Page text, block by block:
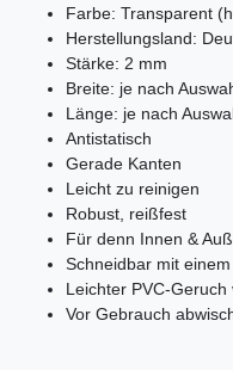
Farbe: Transparent
Herstellungsland:
Stärke: 2 mm
Breite: je nach
Länge: je nach
Antistatisch
Gerade Kanten
Leicht zu reinigen
Robust, reißfest
Für denn Innen &
Schneidbar mit
Leichter PVC-
Vor Gebrauch